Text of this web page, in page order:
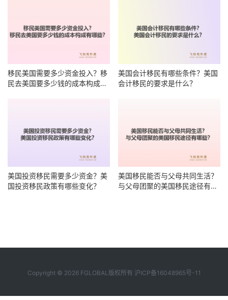
移民美国需要多少资金投入？移
民去美国要多少钱的成本构成有
美国会计移民有哪些条件？美国
会计移民的要求是什么？
美国投资移民需要多少资金？美
国投资移民政策有哪些变化？
美国移民能否与父母共同生活？
与父母团聚的美国移民途径有哪
Copyright © 2026 FGLOBAL版权所有 沪ICP备16048965号-11